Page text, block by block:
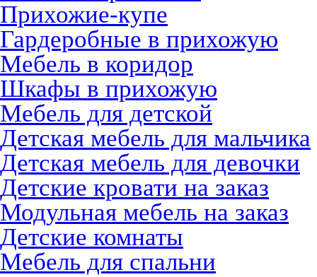
Прихожие-купе
Гардеробные в прихожую
Мебель в коридор
Шкафы в прихожую
Мебель для детской
Детская мебель для мальчика
Детская мебель для девочки
Детские кровати на заказ
Модульная мебель на заказ
Детские комнаты
Мебель для спальни